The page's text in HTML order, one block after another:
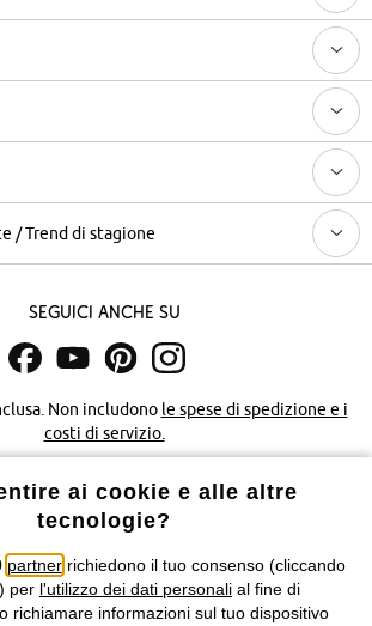
/ Trend di stagione
Seguici anche su
Non includono le spese di spedizione e i
costi di servizio.
di vendita Accessibilità
legali Diritto di recesso
ai cookie e alle altre
tecnologie?
partnerrichiedono il tuo consenso (cliccando
per l'utilizzo dei dati personali al fine di
richiamare informazioni sul tuo dispositivo